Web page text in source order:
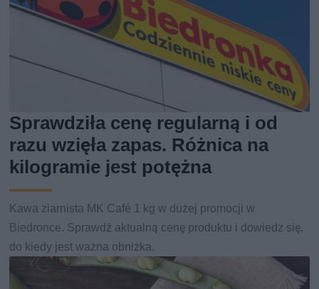
Sprawdziła cenę regularną i od
razu wzięła zapas. Różnica na
kilogramie jest potężna
Kawa ziarnista MK Café 1 kg w dużej promocji w
Biedronce. Sprawdź aktualną cenę produktu i dowiedz się,
do kiedy jest ważna obniżka.